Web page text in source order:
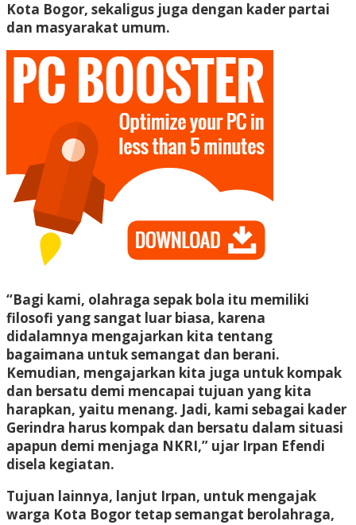
Kota Bogor, sekaligus juga dengan kader partai
dan masyarakat umum.
“Bagi kami, olahraga sepak bola itu memiliki
filosofi yang sangat luar biasa, karena
didalamnya mengajarkan kita tentang
bagaimana untuk semangat dan berani.
Kemudian, mengajarkan kita juga untuk kompak
dan bersatu demi mencapai tujuan yang kita
harapkan, yaitu menang. Jadi, kami sebagai kader
Gerindra harus kompak dan bersatu dalam situasi
apapun demi menjaga NKRI,” ujar Irpan Efendi
disela kegiatan.
Tujuan lainnya, lanjut Irpan, untuk mengajak
warga Kota Bogor tetap semangat berolahraga,